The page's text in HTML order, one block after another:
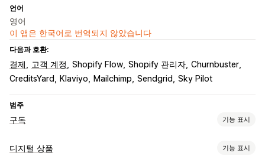
언어
영어
이 앱은 한국어로 번역되지 않았습니다
다음과 호환:
결제 고객 계정 Shopify Flow Shopify 관리자 Churnbuster
CreditsYard
Klaviyo Mailchimp Sendgrid Sky Pilot
범주
구독 기능 표시
구독 유형
디지털 상품 기능 표시